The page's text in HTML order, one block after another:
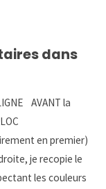
dans
AVANT la
en premier)
je recopie le
les couleurs